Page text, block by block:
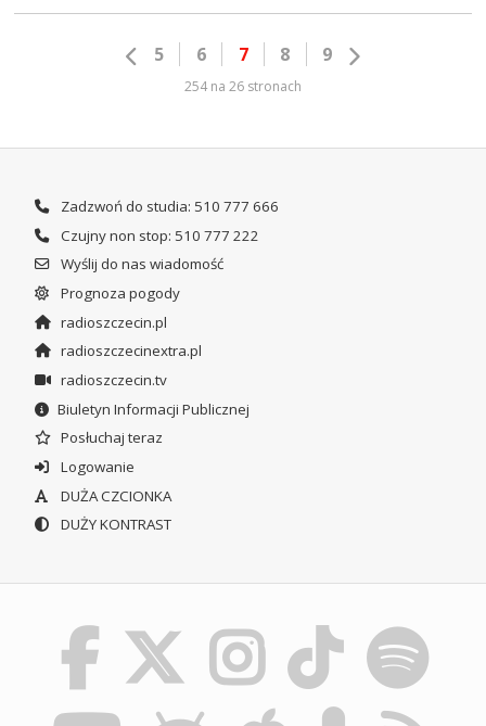
5 6 7 8 9
254 na 26 stronach
Zadzwoń do studia: 510 777 666
Czujny non stop: 510 777 222
Wyślij do nas wiadomość
Prognoza pogody
radioszczecin.pl
radioszczecinextra.pl
radioszczecin.tv
Biuletyn Informacji Publicznej
Posłuchaj teraz
Logowanie
DUŻA CZCIONKA
DUŻY KONTRAST